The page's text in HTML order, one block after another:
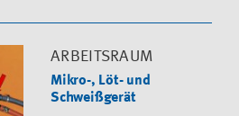
ARBEITSRAUM
Mikro-, Löt- und
Schweißgerät